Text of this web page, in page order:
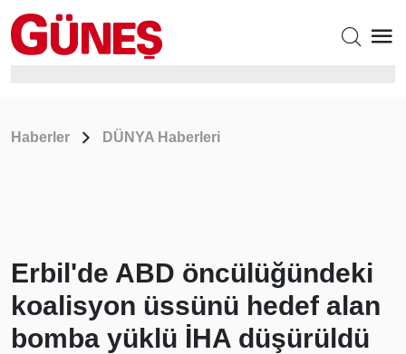
Haberler DÜNYA Haberleri
Erbil'de ABD öncülüğündeki
koalisyon üssünü hedef alan
bomba yüklü İHA düşürüldü